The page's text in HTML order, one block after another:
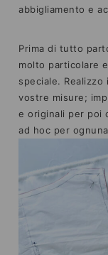
abbigliamento e
Prima di tutto
molto particolare
speciale.
vostre misure;
e originali per poi
ad hoc per